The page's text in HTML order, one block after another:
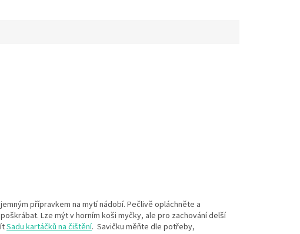
přípravkem na mytí nádobí. Pečlivě opláchněte a
Lze mýt v horním koši myčky, ale pro zachování delší
Sadu kartáčků na čištění. Savičku měňte dle potřeby,